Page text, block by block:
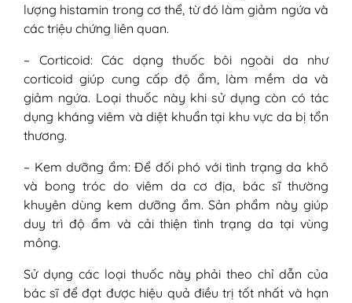
lượng histamin trong cơ thể, từ đó làm giảm ngứa và
các triệu chứng liên quan.
– Corticoid: Các dạng thuốc bôi ngoài da như
corticoid giúp cung cấp độ ẩm, làm mềm da và
giảm ngứa. Loại thuốc này khi sử dụng còn có tác
dụng kháng viêm và diệt khuẩn tại khu vực da bị tổn
thương.
– Kem dưỡng ẩm: Để đối phó với tình trạng da khô
và bong tróc do viêm da cơ địa, bác sĩ thường
khuyên dùng kem dưỡng ẩm. Sản phẩm này giúp
duy trì độ ẩm và cải thiện tình trạng da tại vùng
mông.
Sử dụng các loại thuốc này phải theo chỉ dẫn của
bác sĩ để đạt được hiệu quả điều trị tốt nhất và hạn